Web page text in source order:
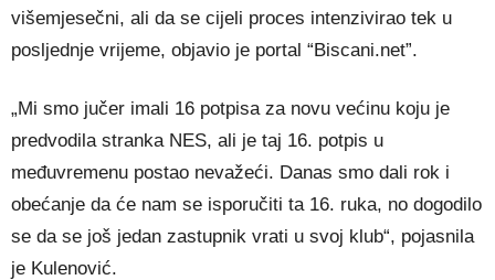
višemjesečni, ali da se cijeli proces intenzivirao tek u
posljednje vrijeme, objavio je portal “Biscani.net”.
„Mi smo jučer imali 16 potpisa za novu većinu koju je
predvodila stranka NES, ali je taj 16. potpis u
međuvremenu postao nevažeći. Danas smo dali rok i
obećanje da će nam se isporučiti ta 16. ruka, no dogodilo
se da se još jedan zastupnik vrati u svoj klub“, pojasnila
je Kulenović.